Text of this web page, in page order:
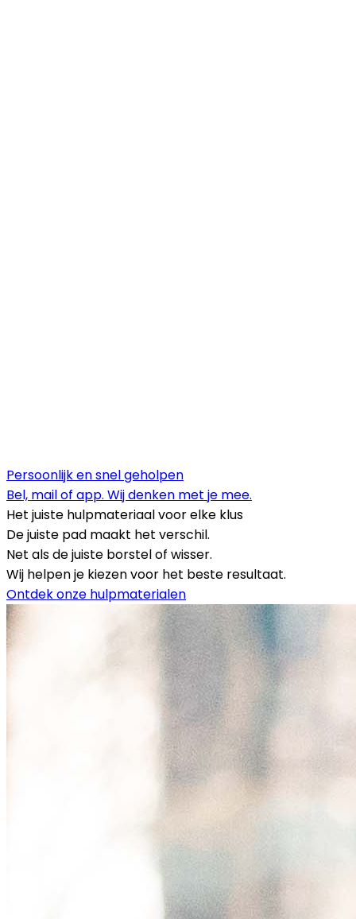
Persoonlijk en snel geholpen
Bel, mail of app. Wij denken met je mee.
Het juiste hulpmateriaal voor elke klus
De juiste pad maakt het verschil.
Net als de juiste borstel of wisser.
Wij helpen je kiezen voor het beste resultaat.
Ontdek onze hulpmaterialen